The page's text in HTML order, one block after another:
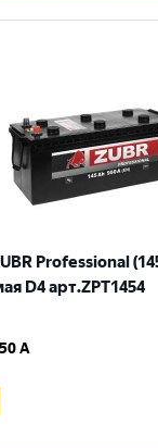
Professional
D4 арт.ZPT1454
A